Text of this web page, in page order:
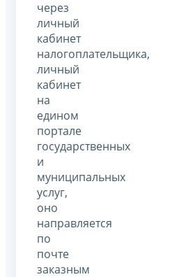
через
личный
кабинет
налогоплательщика,
личный
кабинет
на
едином
портале
государственных
и
муниципальных
услуг,
оно
направляется
по
почте
заказным